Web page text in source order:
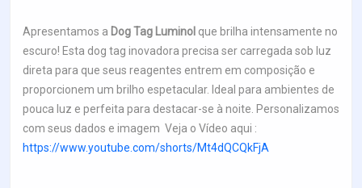
Apresentamos a Dog Tag Luminol que brilha intensamente no
escuro! Esta dog tag inovadora precisa ser carregada sob luz
direta para que seus reagentes entrem em composição e
proporcionem um brilho espetacular. Ideal para ambientes de
pouca luz e perfeita para destacar-se à noite. Personalizamos
com seus dados e imagem Veja o Vídeo aqui :
https://www.youtube.com/shorts/Mt4dQCQkFjA